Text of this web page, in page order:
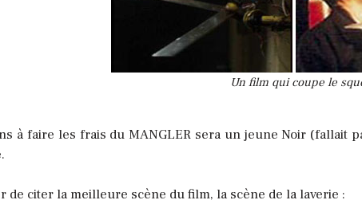
Un film qui coupe le
à faire les frais du MANGLER sera un jeune Noir
de citer la meilleure scène du film, la scène de la laverie :